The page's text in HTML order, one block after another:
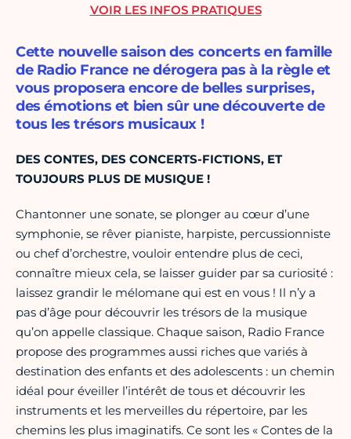
Cette nouvelle saison des concerts en famille
de Radio France ne dérogera pas à la règle et
vous proposera encore de belles surprises,
des émotions et bien sûr une découverte de
tous les trésors musicaux !
DES CONTES, DES CONCERTS-FICTIONS, ET
TOUJOURS PLUS DE MUSIQUE !
Chantonner une sonate, se plonger au cœur d’une
symphonie, se rêver pianiste, harpiste, percussionniste
ou chef d’orchestre, vouloir entendre plus de ceci,
connaître mieux cela, se laisser guider par sa curiosité :
laissez grandir le mélomane qui est en vous ! Il n’y a
pas d’âge pour découvrir les trésors de la musique
qu’on appelle classique. Chaque saison, Radio France
propose des programmes aussi riches que variés à
destination des enfants et des adolescents : un chemin
idéal pour éveiller l’intérêt de tous et découvrir les
instruments et les merveilles du répertoire, par les
chemins les plus imaginatifs. Ce sont les « Contes de la
VOIR LES INFOS PRATIQUES